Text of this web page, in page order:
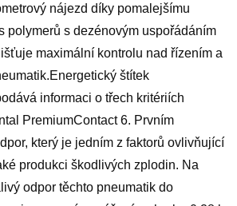
nájezd díky pomalejšímu
polymerů s dezénovým uspořádáním
maximální kontrolu nad řízením a
štítek
informaci o třech kritériích
PremiumContact 6. Prvním
který je jedním z faktorů ovlivňující
produkci škodlivých zplodin. Na
odpor těchto pneumatik do